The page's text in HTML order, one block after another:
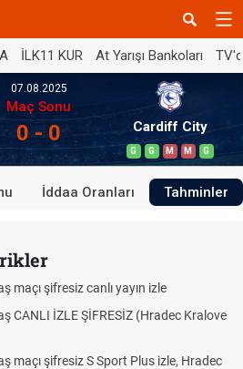
İLK11 KUR At Yarışı Bankoları
07.08.2025
Maç Sonu
0 - 0 Cardiff City
G G M M G
İddaa Oranları Tahminler
maçı şifresiz canlı yayın izle
CANLI İZLE ŞİFRESİZ (Hradec Kralove
maçı şifresiz S Sport Plus izle, Hradec